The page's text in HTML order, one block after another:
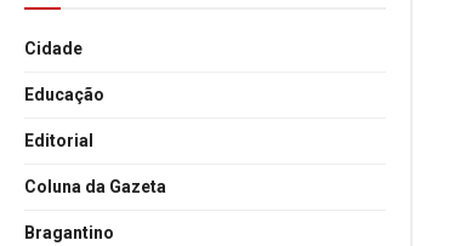
Cidade
Educação
Editorial
Coluna da Gazeta
Bragantino